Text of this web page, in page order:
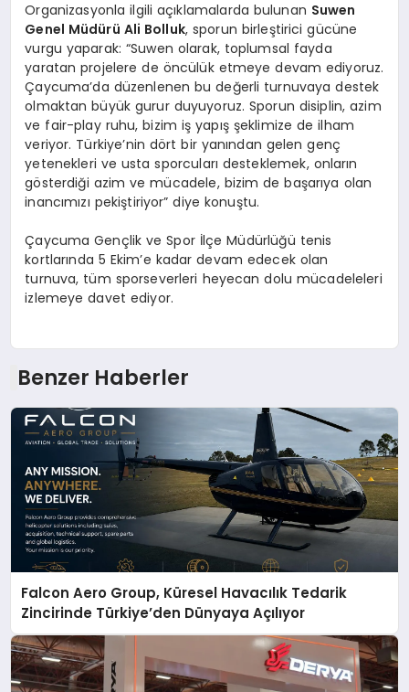
Organizasyonla ilgili açıklamalarda bulunan Suwen
Genel Müdürü Ali Bolluk, sporun birleştirici gücüne
vurgu yaparak: “Suwen olarak, toplumsal fayda
yaratan projelere de öncülük etmeye devam ediyoruz.
Çaycuma’da düzenlenen bu değerli turnuvaya destek
olmaktan büyük gurur duyuyoruz. Sporun disiplin, azim
ve fair-play ruhu, bizim iş yapış şeklimize de ilham
veriyor. Türkiye’nin dört bir yanından gelen genç
yetenekleri ve usta sporcuları desteklemek, onların
gösterdiği azim ve mücadele, bizim de başarıya olan
inancımızı pekiştiriyor” diye konuştu.
Çaycuma Gençlik ve Spor İlçe Müdürlüğü tenis
kortlarında 5 Ekim’e kadar devam edecek olan
turnuva, tüm sporseverleri heyecan dolu mücadeleleri
izlemeye davet ediyor.
Benzer Haberler
Falcon Aero Group, Küresel Havacılık Tedarik
Zincirinde Türkiye’den Dünyaya Açılıyor